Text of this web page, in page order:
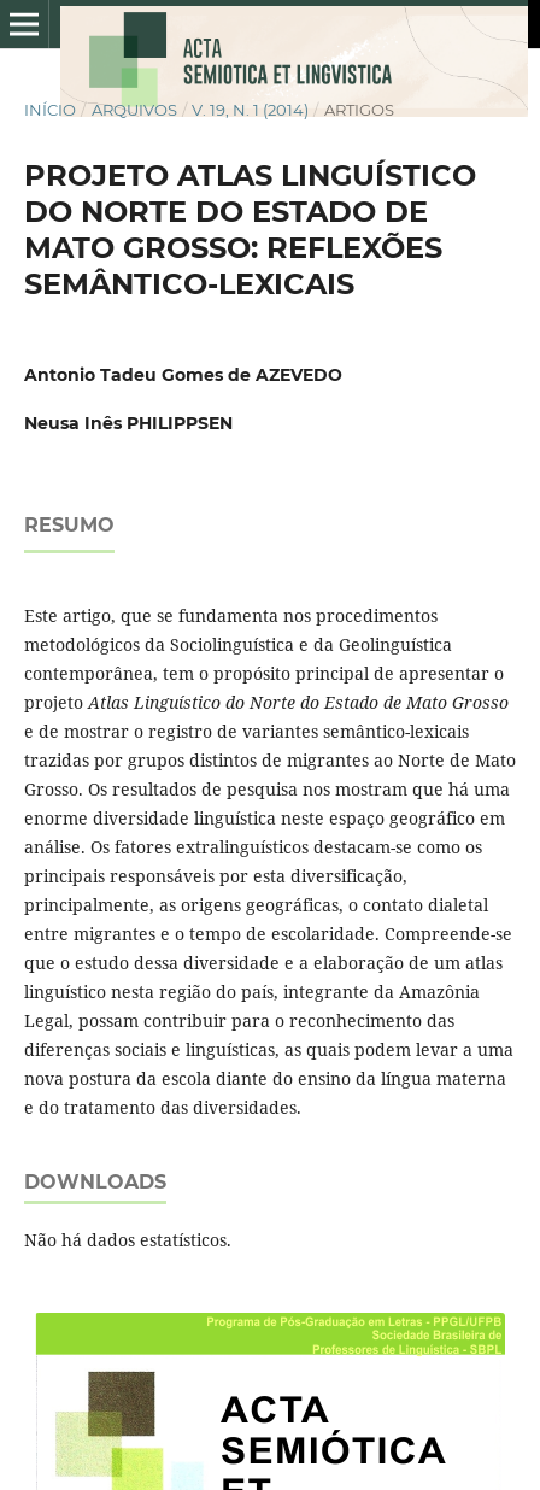
INÍCIO / ARQUIVOS / V. 19, N. 1 (2014) / ARTIGOS
PROJETO ATLAS LINGUÍSTICO
DO NORTE DO ESTADO DE
MATO GROSSO: REFLEXÕES
SEMÂNTICO-LEXICAIS
Antonio Tadeu Gomes de AZEVEDO
Neusa Inês PHILIPPSEN
RESUMO
Este artigo, que se fundamenta nos procedimentos
metodológicos da Sociolinguística e da Geolinguística
contemporânea, tem o propósito principal de apresentar o
projetoAtlas Linguístico do Norte do Estado de Mato Grosso
e de mostrar o registro de variantes semântico-lexicais
trazidas por grupos distintos de migrantes ao Norte de Mato
Grosso. Os resultados de pesquisa nos mostram que há uma
enorme diversidade linguística neste espaço geográfico em
análise. Os fatores extralinguísticos destacam-se como os
principais responsáveis por esta diversificação,
principalmente, as origens geográficas, o contato dialetal
entre migrantes e o tempo de escolaridade. Compreende-se
que o estudo dessa diversidade e a elaboração de um atlas
linguístico nesta região do país, integrante da Amazônia
Legal, possam contribuir para o reconhecimento das
diferenças sociais e linguísticas, as quais podem levar a uma
nova postura da escola diante do ensino da língua materna
e do tratamento das diversidades.
DOWNLOADS
Não há dados estatísticos.